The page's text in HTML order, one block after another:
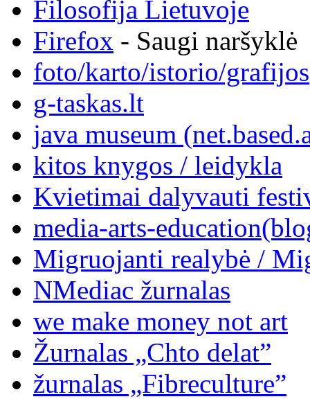
Filosofija Lietuvoje
Firefox - Saugi naršyklė
foto/karto/istorio/grafijos
g-taskas.lt
java museum
kitos knygos / leidykla
Kvietimai dalyvauti
media-arts-
Migruojanti realybė /
NMediac žurnalas
we make money not art
Žurnalas „Chto delat”
žurnalas „Fibreculture”